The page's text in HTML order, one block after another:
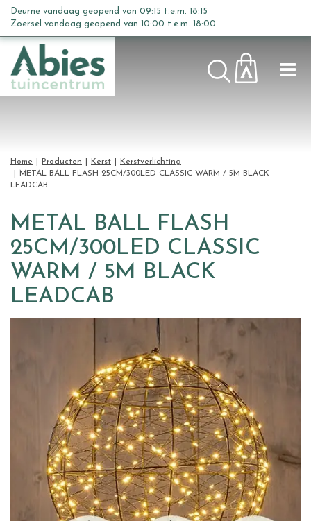
n
Home Producten Kerst
Kerstverlichting
METAL BALL FLASH 25CM/300LED CLASSIC WARM / 5M BLACK
LEADCAB
Deurne vandaag geopend van 09:15 t.e.m. 18:15
Zoersel vandaag geopend van 10:00 t.e.m. 18:00
METAL BALL FLASH
25CM/300LED CLASSIC
WARM / 5M BLACK
LEADCAB